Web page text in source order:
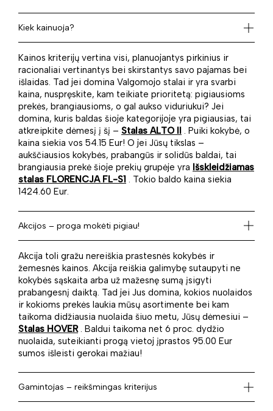
Kiek kainuoja?
Kainos kriterijų vertina visi, planuojantys pirkinius ir
racionaliai vertinantys bei skirstantys savo pajamas bei
išlaidas. Tad jei domina Valgomojo stalai ir yra svarbi
kaina, nuspręskite, kam teikiate prioritetą: pigiausioms
prekės, brangiausioms, o gal aukso viduriukui? Jei
domina, kuris baldas šioje kategorijoje yra pigiausias, tai
atkreipkite dėmesį į šį – Stalas ALTO II . Puiki kokybė, o
kaina siekia vos 54.15 Eur! O jei Jūsų tikslas –
aukščiausios kokybės, prabangūs ir solidūs baldai, tai
brangiausia prekė šioje prekių grupėje yra Išskleidžiamas
stalas FLORENCJA FL-S1 . Tokio baldo kaina siekia
1424.60 Eur.
Akcijos – proga mokėti pigiau!
Akcija toli gražu nereiškia prastesnės kokybės ir
žemesnės kainos. Akcija reiškia galimybę sutaupyti ne
kokybės sąskaita arba už mažesnę sumą įsigyti
prabangesnį daiktą. Tad jei Jus domina, kokios nuolaidos
ir kokioms prekės laukia mūsų asortimente bei kam
taikoma didžiausia nuolaida šiuo metu, Jūsų dėmesiui –
Stalas HOVER. Baldui taikoma net 6 proc. dydžio
nuolaida, suteikianti progą vietoj įprastos 95.00 Eur
sumos išleisti gerokai mažiau!
Gamintojas – reikšmingas kriterijus